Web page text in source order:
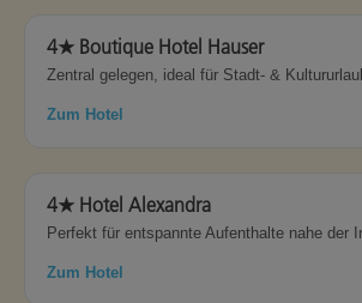
4★ Boutique Hotel Hauser
Zentral gelegen, ideal für Stadt- &
Zum Hotel
4★ Hotel Alexandra
Perfekt für entspannte Aufenthalte nahe der
Zum Hotel